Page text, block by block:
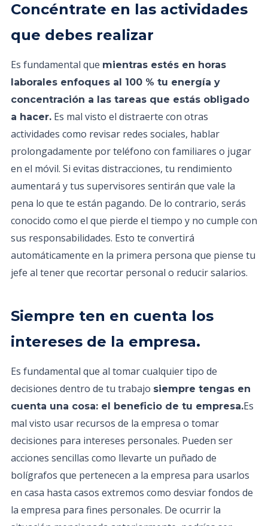
Concéntrate en las actividades
que debes realizar
Es fundamental que mientras estés en horas
laborales enfoques al 100 % tu energía y
concentración a las tareas que estás obligado
a hacer. Es mal visto el distraerte con otras
actividades como revisar redes sociales, hablar
prolongadamente por teléfono con familiares o jugar
en el móvil. Si evitas distracciones, tu rendimiento
aumentará y tus supervisores sentirán que vale la
pena lo que te están pagando. De lo contrario, serás
conocido como el que pierde el tiempo y no cumple con
sus responsabilidades. Esto te convertirá
automáticamente en la primera persona que piense tu
jefe al tener que recortar personal o reducir salarios.
Siempre ten en cuenta los
intereses de la empresa.
Es fundamental que al tomar cualquier tipo de
decisiones dentro de tu trabajo siempre tengas en
cuenta una cosa: el beneficio de tu empresa.Es
mal visto usar recursos de la empresa o tomar
decisiones para intereses personales. Pueden ser
acciones sencillas como llevarte un puñado de
bolígrafos que pertenecen a la empresa para usarlos
en casa hasta casos extremos como desviar fondos de
la empresa para fines personales. De ocurrir la